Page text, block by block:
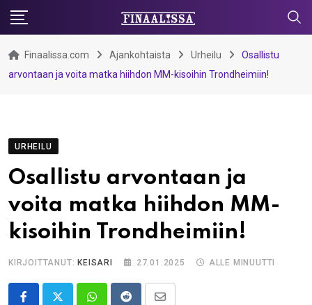
Skip
content
Finaalissa.com Ajankohtaista Urheilu
Osallistu
arvontaan ja voita matka hiihdon MM-kisoihin Trondheimiin!
URHEILU
Osallistu arvontaan ja
voita matka hiihdon MM-
kisoihin Trondheimiin!
KIRJOITTANUT: KEISARI 27.01.2025 ALLE MINUUTTI